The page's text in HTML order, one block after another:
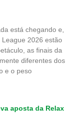
está chegando e,
2026 estão
as finais da
diferentes dos
e o peso